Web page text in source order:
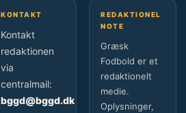
KONTAKT
Kontakt
redaktionen
via
centralmail:
bggd@bggd.dk
REDAKTIONEL
NOTE
Græsk
Fodbold er et
redaktionelt
medie.
Oplysninger,